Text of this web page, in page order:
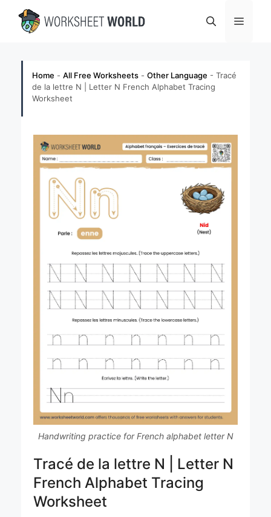
content
Menu
Home - All Free Worksheets - Other Language - Tracé
de la lettre N | Letter N French Alphabet Tracing
Worksheet
Handwriting practice for French alphabet letter N
Tracé de la lettre N | Letter N
French Alphabet Tracing
Worksheet